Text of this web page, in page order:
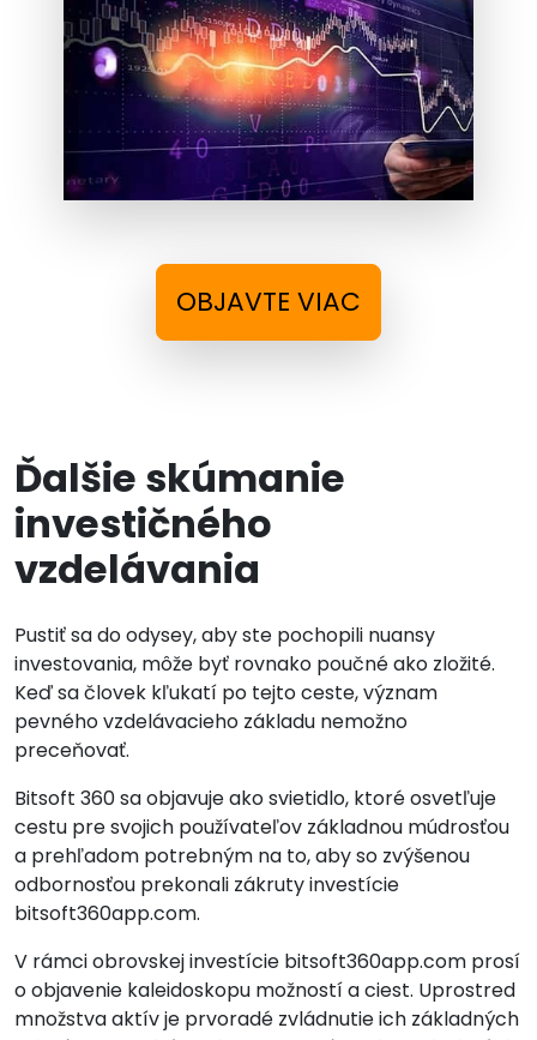
OBJAVTE VIAC
Ďalšie skúmanie
investičného
vzdelávania
Pustiť sa do odysey, aby ste pochopili nuansy
investovania, môže byť rovnako poučné ako zložité.
Keď sa človek kľukatí po tejto ceste, význam
pevného vzdelávacieho základu nemožno
preceňovať.
Bitsoft 360 sa objavuje ako svietidlo, ktoré osvetľuje
cestu pre svojich používateľov základnou múdrosťou
a prehľadom potrebným na to, aby so zvýšenou
odbornosťou prekonali zákruty investície
bitsoft360app.com.
V rámci obrovskej investície bitsoft360app.com prosí
o objavenie kaleidoskopu možností a ciest. Uprostred
množstva aktív je prvoradé zvládnutie ich základných